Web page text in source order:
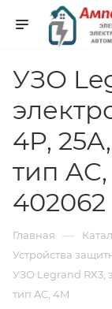
УЗО
4P,
тип
402062
Главная —
Устройства
УЗО Legrand RX3,
тип AC, 4M